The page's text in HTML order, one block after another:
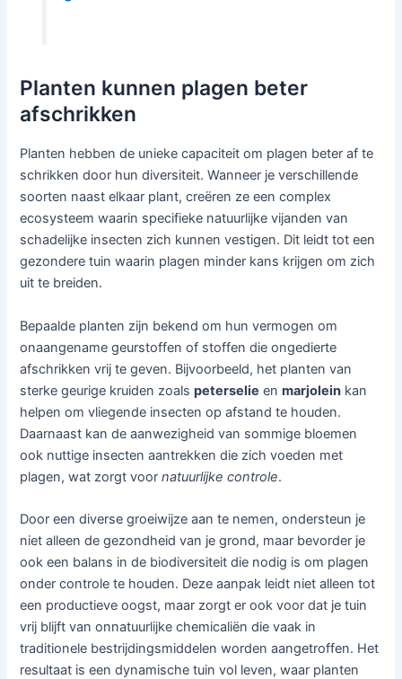
Planten kunnen plagen beter
afschrikken
Planten hebben de unieke capaciteit om plagen beter af te
schrikken door hun diversiteit. Wanneer je verschillende
soorten naast elkaar plant, creëren ze een complex
ecosysteem waarin specifieke natuurlijke vijanden van
schadelijke insecten zich kunnen vestigen. Dit leidt tot een
gezondere tuin waarin plagen minder kans krijgen om zich
uit te breiden.
Bepaalde planten zijn bekend om hun vermogen om
onaangename geurstoffen of stoffen die ongedierte
afschrikken vrij te geven. Bijvoorbeeld, het planten van
sterke geurige kruiden zoalspeterselie enmarjolein kan
helpen om vliegende insecten op afstand te houden.
Daarnaast kan de aanwezigheid van sommige bloemen
ook nuttige insecten aantrekken die zich voeden met
plagen, wat zorgt voornatuurlijke controle.
Door een diverse groeiwijze aan te nemen, ondersteun je
niet alleen de gezondheid van je grond, maar bevorder je
ook een balans in de biodiversiteit die nodig is om plagen
onder controle te houden. Deze aanpak leidt niet alleen tot
een productieve oogst, maar zorgt er ook voor dat je tuin
vrij blijft van onnatuurlijke chemicaliën die vaak in
traditionele bestrijdingsmiddelen worden aangetroffen. Het
resultaat is een dynamische tuin vol leven, waar planten